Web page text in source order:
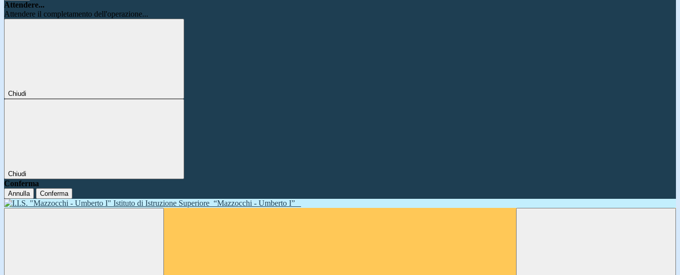
Attendere...
Attendere il completamento dell'operazione...
Chiudi
Chiudi
Conferma
Annulla Conferma
Istituto di Istruzione Superiore “Mazzocchi - Umberto I”